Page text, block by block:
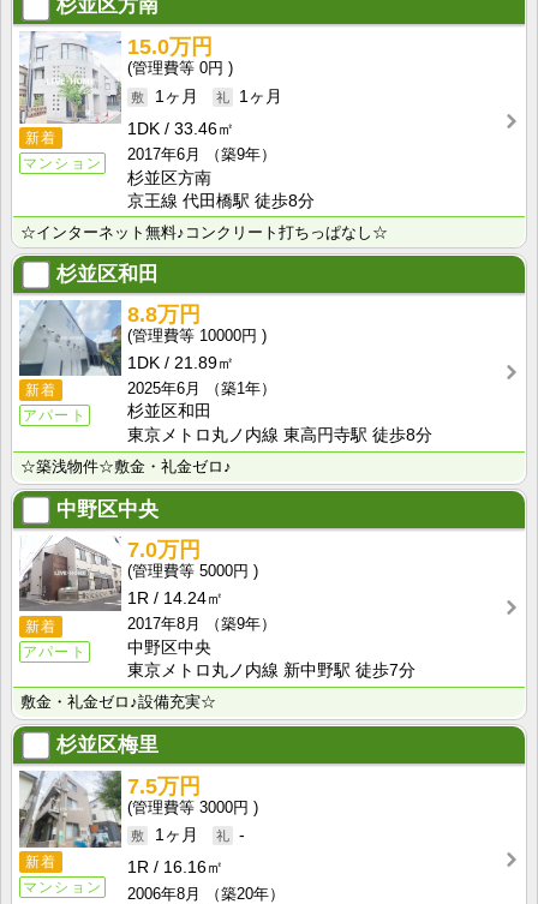
杉並区方南
新着
マンション
15.0万円
0円
1ヶ月
1ヶ月
1DK
33.46㎡
2017年6月
（築9年）
杉並区方南
京王線 代田橋駅 徒歩8分
☆インターネット無料♪コンクリート打ちっぱなし☆
杉並区和田
新着
アパート
8.8万円
10000円
1DK
21.89㎡
2025年6月
（築1年）
杉並区和田
東京メトロ丸ノ内線 東高円寺駅 徒歩8分
☆築浅物件☆敷金・礼金ゼロ♪
中野区中央
新着
アパート
7.0万円
5000円
1R
14.24㎡
2017年8月
（築9年）
中野区中央
東京メトロ丸ノ内線 新中野駅 徒歩7分
敷金・礼金ゼロ♪設備充実☆
杉並区梅里
新着
マンション
7.5万円
3000円
1ヶ月
-
1R
16.16㎡
2006年8月
（築20年）